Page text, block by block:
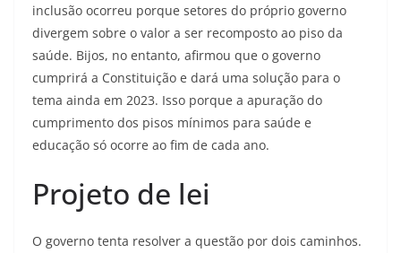
inclusão ocorreu porque setores do próprio governo
divergem sobre o valor a ser recomposto ao piso da
saúde. Bijos, no entanto, afirmou que o governo
cumprirá a Constituição e dará uma solução para o
tema ainda em 2023. Isso porque a apuração do
cumprimento dos pisos mínimos para saúde e
educação só ocorre ao fim de cada ano.
Projeto de lei
O governo tenta resolver a questão por dois caminhos.